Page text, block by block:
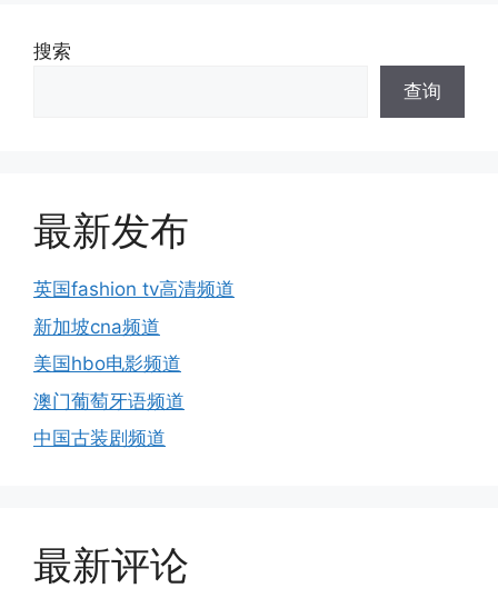
搜索
查询
最新发布
英国fashion tv高清频道
新加坡cna频道
美国hbo电影频道
澳门葡萄牙语频道
中国古装剧频道
最新评论